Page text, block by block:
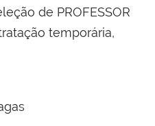
de PROFESSOR
temporária,